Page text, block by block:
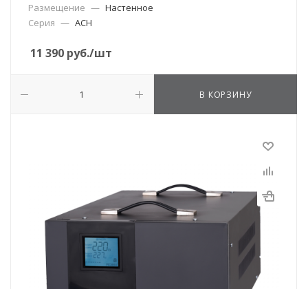
Размещение — Настенное
Серия — АСН
11 390 руб./шт
В КОРЗИНУ